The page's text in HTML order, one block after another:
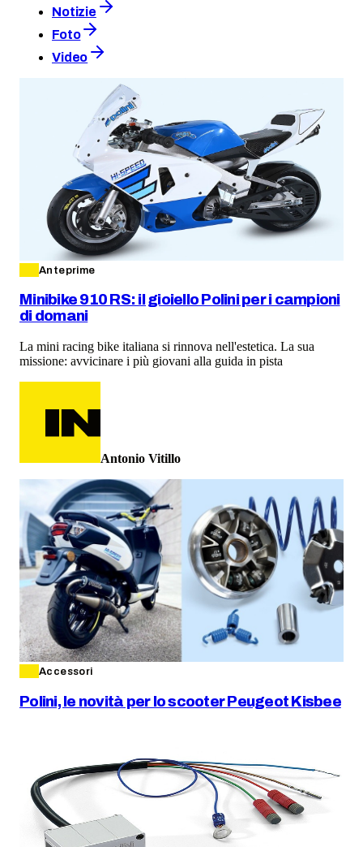
Notizie
Foto
Video
Anteprime
Minibike 910 RS: il gioiello Polini per i campioni
di domani
La mini racing bike italiana si rinnova nell'estetica. La sua
missione: avvicinare i più giovani alla guida in pista
Antonio Vitillo
Accessori
Polini, le novità per lo scooter Peugeot Kisbee